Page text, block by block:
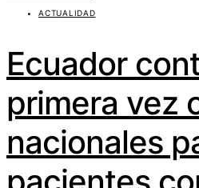
ACTUALIDAD
Ecuador
primera vez
nacionales